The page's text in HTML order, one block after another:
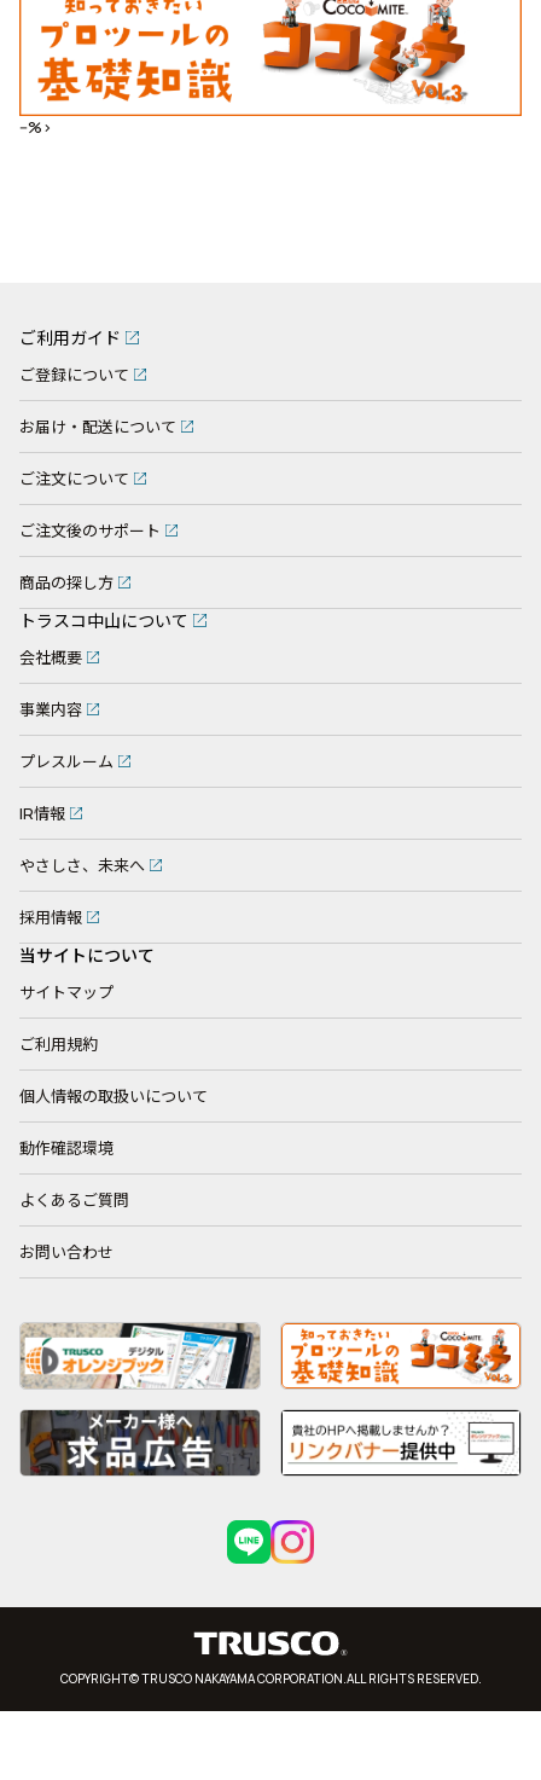
--%>
ご利用ガイド
ご登録について
お届け・配送について
ご注文について
ご注文後のサポート
商品の探し方
トラスコ中山について
会社概要
事業内容
プレスルーム
IR情報
やさしさ、未来へ
採用情報
当サイトについて
サイトマップ
ご利用規約
個人情報の取扱いについて
動作確認環境
よくあるご質問
お問い合わせ
COPYRIGHT© TRUSCO NAKAYAMA CORPORATION.ALL RIGHTS RESERVED.